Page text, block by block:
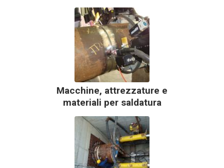
Macchine, attrezzature e
materiali per saldatura